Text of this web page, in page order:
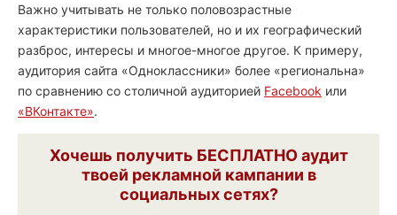
Важно учитывать не только половозрастные
характеристики пользователей, но и их географический
разброс, интересы и многое-многое другое. К примеру,
аудитория сайта «Одноклассники» более «региональна»
по сравнению со столичной аудиторией Facebook или
«ВКонтакте».
Хочешь получить БЕСПЛАТНОаудит
твоей рекламной кампании в
социальных сетях?